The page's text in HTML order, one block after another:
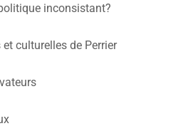
inconsistant?
culturelles de Perrier